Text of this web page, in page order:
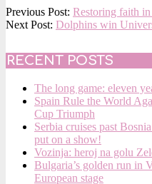
2017-
08-
Previous Post: Restoring faith
Next Post: Dolphins win
RECENT POSTS
The long game: eleven
Spain Rule the World
Cup Triumph
Serbia cruises past
put on a show!
Vozinja: heroj na golu
Bulgaria’s golden run in
European stage